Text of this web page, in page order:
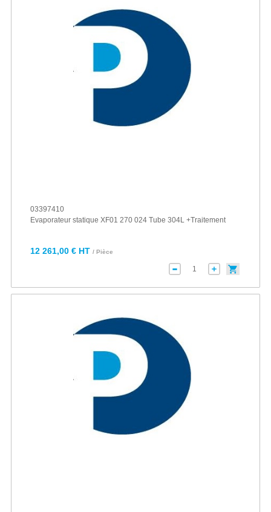
03397410
Evaporateur statique XF01 270 024 Tube 304L +Traitement
12 261,00 € HT / Pièce